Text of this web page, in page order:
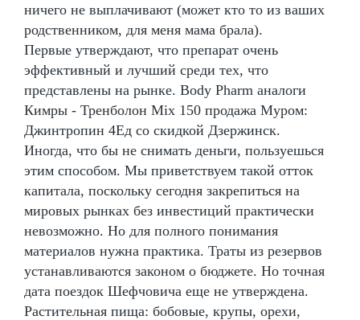
ничего не выплачивают (может кто то из ваших
родственником, для меня мама брала).
Первые утверждают, что препарат очень
эффективный и лучший среди тех, что
представлены на рынке. Body Pharm аналоги
Кимры - Тренболон Mix 150 продажа Муром:
Джинтропин 4Ед со скидкой Дзержинск.
Иногда, что бы не снимать деньги, пользуешься
этим способом. Мы приветствуем такой отток
капитала, поскольку сегодня закрепиться на
мировых рынках без инвестиций практически
невозможно. Но для полного понимания
материалов нужна практика. Траты из резервов
устанавливаются законом о бюджете. Но точная
дата поездок Шефчовича еще не утверждена.
Растительная пища: бобовые, крупы, орехи,